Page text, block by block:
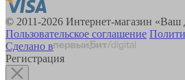
© 2011-2026 Интернет-магазин «Ваш
Пользовательское соглашение
Сделано в
Регистрация